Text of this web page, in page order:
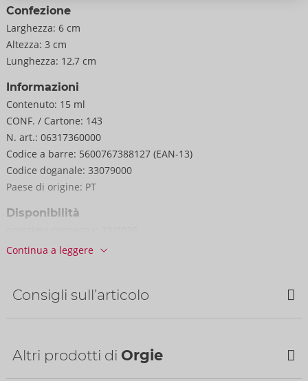
Confezione
Larghezza: 6 cm
Altezza: 3 cm
Lunghezza: 12,7 cm
Informazioni
Contenuto: 15 ml
CONF. / Cartone: 143
N. art.: 06317360000
Codice a barre: 5600767388127 (EAN-13)
Codice doganale: 33079000
Paese di origine: PT
Disponibilità
Continua a leggere
Consigli sull’articolo
Altri prodotti di Orgie